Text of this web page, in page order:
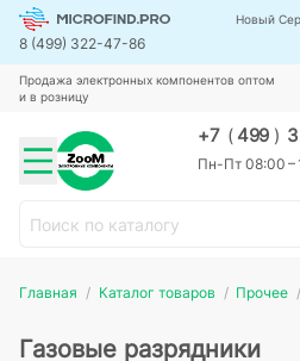
Новый
8 (499) 322-47-86
Продажа электронных компонентов оптом
и в розницу
+7 (499 )
Пн-Пт 08:00
Главная Каталог товаров Прочее
Газовые разрядники